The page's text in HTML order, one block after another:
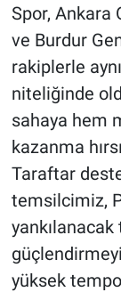
Spor, Ankara
ve Burdur
rakiplerle
niteliğinde
sahaya hem
kazanma
Taraftar
temsilcimiz,
yüksek